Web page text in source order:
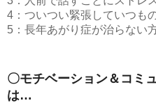
4：ついつい緊張していつも
5：長年あがり症が治らない方
〇モチベーション＆コミ
は…